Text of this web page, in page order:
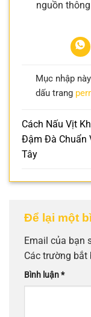
nguồn
Mục nhập
dấu trang
Cách Nấu Vịt
Đậm Đà Chuẩn
Tây
Để lại một
Email của bạn
Các trường
Bình luận*